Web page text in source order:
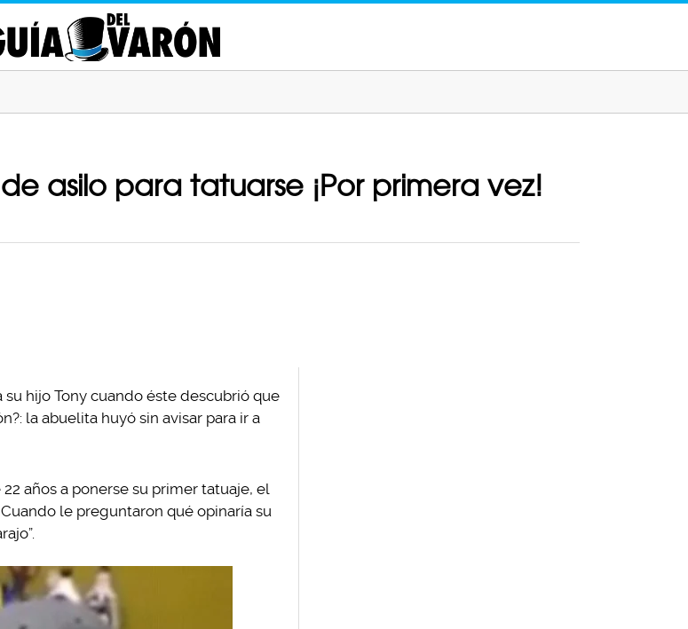
asilo para tatuarse ¡Por primera vez!
hijo Tony cuando éste descubrió que
la abuelita huyó sin avisar para ir a
años a ponerse su primer tatuaje, el
le preguntaron qué opinaría su